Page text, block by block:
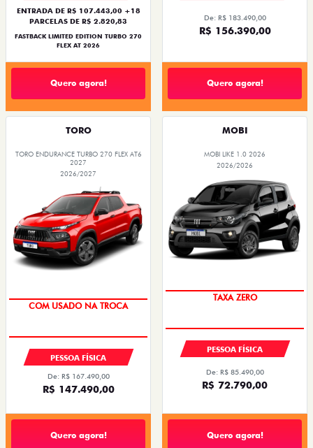
ENTRADA DE R$ 107.443,00 +18
PARCELAS DE R$ 2.820,83
FASTBACK LIMITED EDITION TURBO 270
FLEX AT 2026
Quero agora!
De: R$ 183.490,00
R$ 156.390,00
Quero agora!
TORO
TORO ENDURANCE TURBO 270 FLEX AT6
2027
2026/2027
OPORTUNIDADE
PESSOA FÍSICA
De: R$ 167.490,00
R$ 147.490,00
Quero agora!
MOBI
MOBI LIKE 1.0 2026
2026/2026
PREÇO IMPERDÍVEL
PESSOA FÍSICA
De: R$ 85.490,00
R$ 72.790,00
Quero agora!